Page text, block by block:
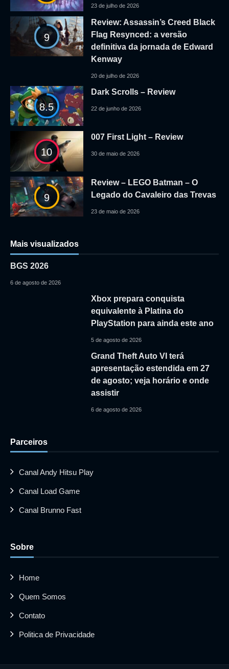
23 de julho de 2026
9
Review: Assassin’s Creed Black
Flag Resynced: a versão
definitiva da jornada de Edward
Kenway
20 de julho de 2026
8.5
Dark Scrolls – Review
22 de junho de 2026
10
007 First Light – Review
30 de maio de 2026
9
Review – LEGO Batman – O
Legado do Cavaleiro das Trevas
23 de maio de 2026
Mais visualizados
BGS 2026
6 de agosto de 2026
Xbox prepara conquista
equivalente à Platina do
PlayStation para ainda este ano
5 de agosto de 2026
Grand Theft Auto VI terá
apresentação estendida em 27
de agosto; veja horário e onde
assistir
6 de agosto de 2026
Parceiros
Canal Andy Hitsu Play
Canal Load Game
Canal Brunno Fast
Sobre
Home
Quem Somos
Contato
Politica de Privacidade